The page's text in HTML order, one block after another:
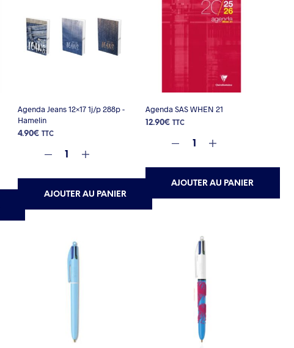
Agenda Jeans 12×17 1j/p 288p -
Hamelin
4.90€ TTC
AJOUTER AU PANIER
Agenda SAS WHEN 21
12.90€ TTC
AJOUTER AU PANIER